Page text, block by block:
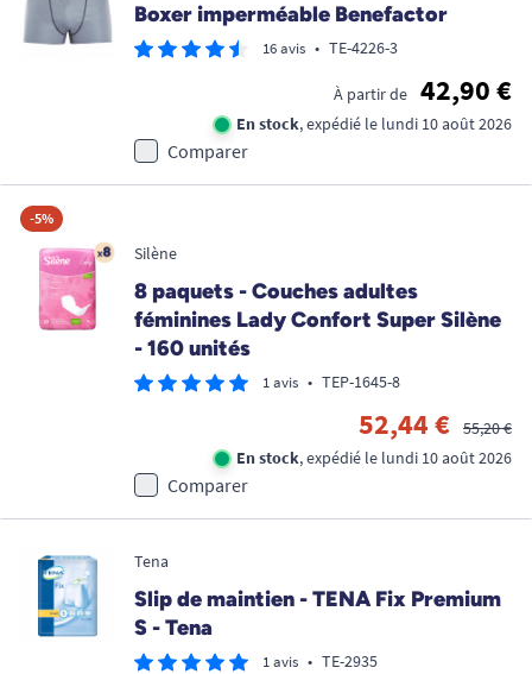
Boxer imperméable Benefactor
16 avis • TE-4226-3
À partir de 42,90 €
En stock, expédié le lundi 10 août 2026
Comparer
-5%
Silène
8 paquets - Couches adultes
féminines Lady Confort Super Silène
- 160 unités
1 avis • TEP-1645-8
52,44 €
55,20 €
En stock, expédié le lundi 10 août 2026
Comparer
Tena
Slip de maintien - TENA Fix Premium
S - Tena
1 avis • TE-2935